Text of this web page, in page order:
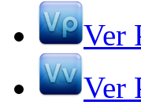
Ver
Ver